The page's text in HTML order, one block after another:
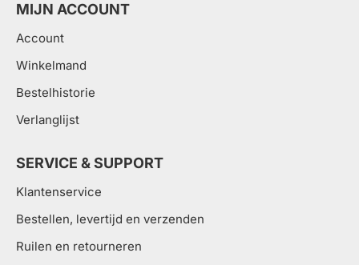
MIJN ACCOUNT
Account
Winkelmand
Bestelhistorie
Verlanglijst
SERVICE & SUPPORT
Klantenservice
Bestellen, levertijd en verzenden
Ruilen en retourneren